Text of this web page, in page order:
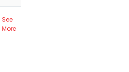
See
More